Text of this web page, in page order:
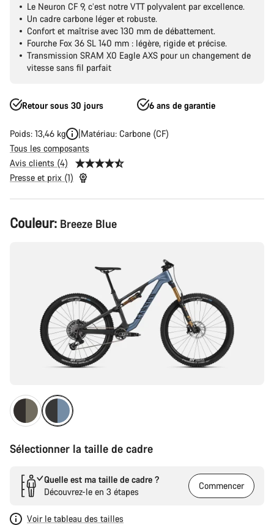
Le Neuron CF 9, c’est notre VTT polyvalent par excellence.
Un cadre carbone léger et robuste.
Confort et maîtrise avec 130 mm de débattement.
Fourche Fox 36 SL 140 mm : légère, rigide et précise.
Transmission SRAM X0 Eagle AXS pour un changement de
vitesse sans fil parfait
Retour sous 30 jours 6 ans de garantie
Poids: 13,46 kg
Matériau: Carbone (CF)
Tous les composants
Avis clients (4)
Presse et prix (1)
Configuration
du
Couleur: Breeze Blue
Sélectionner la taille de cadre
Quelle est ma taille de cadre ?
Découvrez-le en 3 étapes
Commencer
Voir le tableau des tailles